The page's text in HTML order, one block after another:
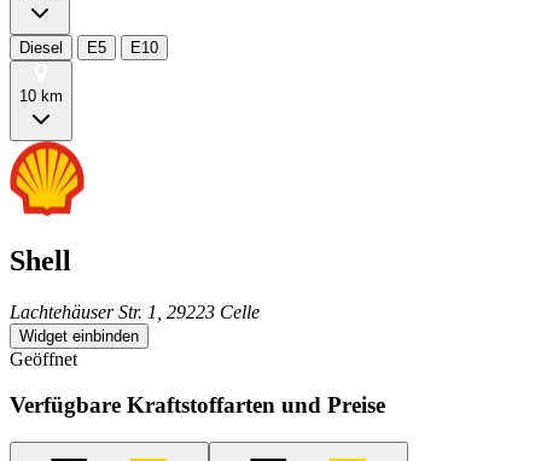
Diesel E5 E10
10 km
Shell
Lachtehäuser Str. 1, 29223 Celle
Widget einbinden
Geöffnet
Verfügbare Kraftstoffarten und Preise